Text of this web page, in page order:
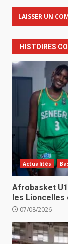
HISTOIRES
Actualités
Afrobasket
les Lioncelles
07/08/2026